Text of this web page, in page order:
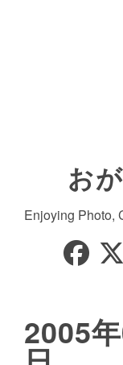
お
Enjoying Photo,
2005